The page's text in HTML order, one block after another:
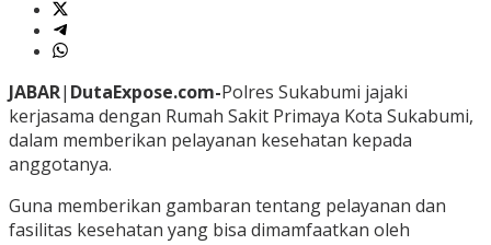
JABAR| DutaExpose.com-Polres Sukabumi jajaki
kerjasama dengan Rumah Sakit Primaya Kota Sukabumi,
dalam memberikan pelayanan kesehatan kepada
anggotanya.
Guna memberikan gambaran tentang pelayanan dan
fasilitas kesehatan yang bisa dimamfaatkan oleh